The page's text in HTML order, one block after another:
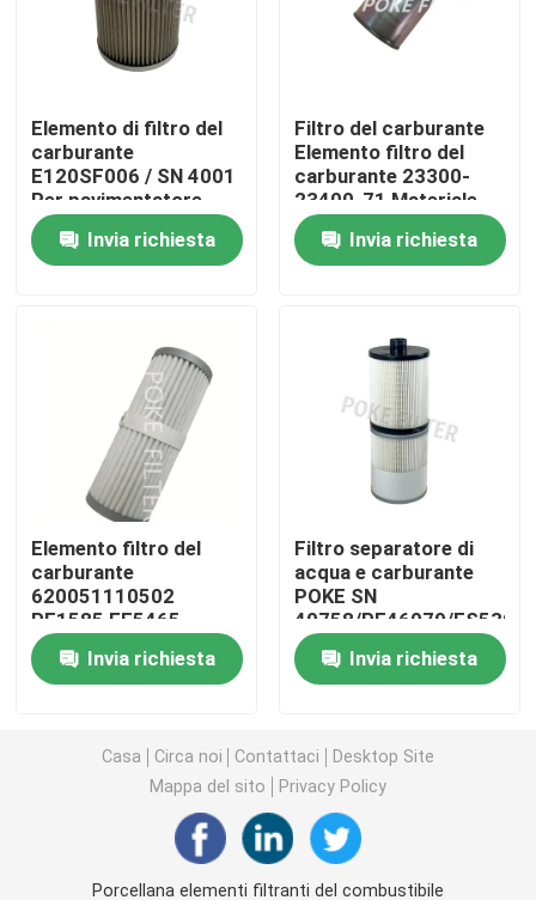
Controllo di qualità
Richiedi un preventivo
Elemento del filtro idraulico
Elemento filtrante di filtro del carburante
Elemento di filtro dell'aria
Cartuccia di filtro dal pulsometro
Elemento filtrante di acciaio inossidabile
elemento filtrante del gas
Filtro dall'elemento dell'apparato per la coalescenza
Elemento di filtro del
carburante
E120SF006 / SN 4001
Per pavimentatore
stradale TITAN 225
TITAN 226Invia richiesta
Filtro del carburante
Elemento filtro del
carburante 23300-
23400-71 Materiale
carta filtro
Invia richiesta
Elemento filtro del
carburante
620051110502
PF1585 FF5465
OD27481P02
B6436169 SN 30009
Invia richiesta
Filtro separatore di
acqua e carburante
POKE SN
40758/PF46079/
48634 Per motori
diesel Invia richiesta
Casa Circa noi Contattaci
Desktop Site
Mappa del sito
Privacy Policy
Porcellana elementi filtranti del combustibile